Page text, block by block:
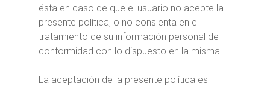
ésta en caso de que el usuario no acepte la
presente política, o no consienta en el
tratamiento de su información personal de
conformidad con lo dispuesto en la misma.
La aceptación de la presente política es